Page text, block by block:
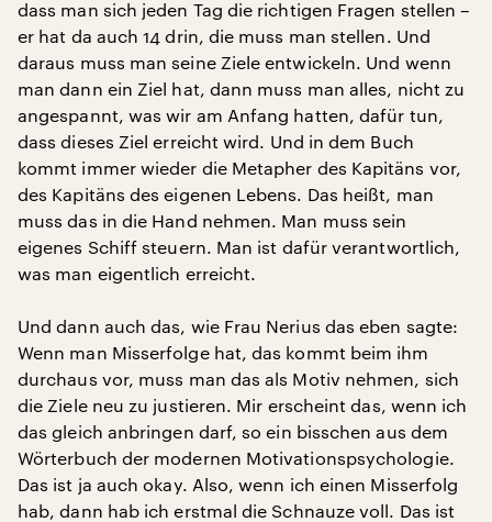
dass man sich jeden Tag die richtigen Fragen stellen –
er hat da auch 14 drin, die muss man stellen. Und
daraus muss man seine Ziele entwickeln. Und wenn
man dann ein Ziel hat, dann muss man alles, nicht zu
angespannt, was wir am Anfang hatten, dafür tun,
dass dieses Ziel erreicht wird. Und in dem Buch
kommt immer wieder die Metapher des Kapitäns vor,
des Kapitäns des eigenen Lebens. Das heißt, man
muss das in die Hand nehmen. Man muss sein
eigenes Schiff steuern. Man ist dafür verantwortlich,
was man eigentlich erreicht.
Und dann auch das, wie Frau Nerius das eben sagte:
Wenn man Misserfolge hat, das kommt beim ihm
durchaus vor, muss man das als Motiv nehmen, sich
die Ziele neu zu justieren. Mir erscheint das, wenn ich
das gleich anbringen darf, so ein bisschen aus dem
Wörterbuch der modernen Motivationspsychologie.
Das ist ja auch okay. Also, wenn ich einen Misserfolg
hab, dann hab ich erstmal die Schnauze voll. Das ist